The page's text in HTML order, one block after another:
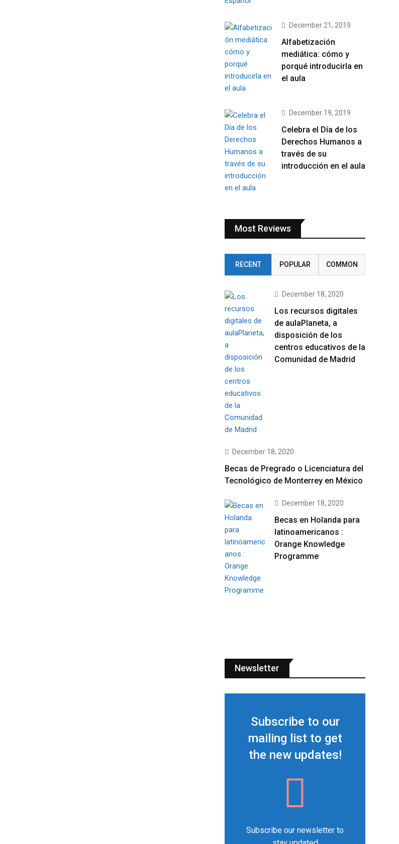
December 21, 2019
Alfabetización
mediática: cómo y
porqué introducirla en
el aula
December 19, 2019
Celebra el Día de los
Derechos Humanos a
través de su
introducción en el aula
Most Reviews
RECENT POPULAR COMMON
December 18, 2020
Los recursos digitales
de aulaPlaneta, a
disposición de los
centros educativos de la
Comunidad de Madrid
December 18, 2020
Becas de Pregrado o Licenciatura del
Tecnológico de Monterrey en México
December 18, 2020
Becas en Holanda para
latinoamericanos :
Orange Knowledge
Programme
Newsletter
Subscribe to our
mailing list to get
the new updates!
Subscribe our newsletter to